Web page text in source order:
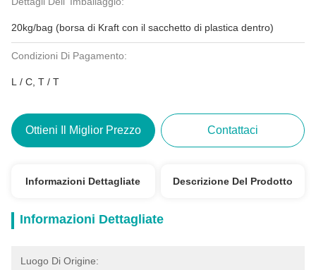
20kg/bag (borsa di Kraft con il sacchetto di plastica dentro)
Condizioni Di Pagamento:
L / C, T / T
Ottieni Il Miglior Prezzo Contattaci
Informazioni Dettagliate Descrizione Del Prodotto
Informazioni Dettagliate
Luogo Di Origine: